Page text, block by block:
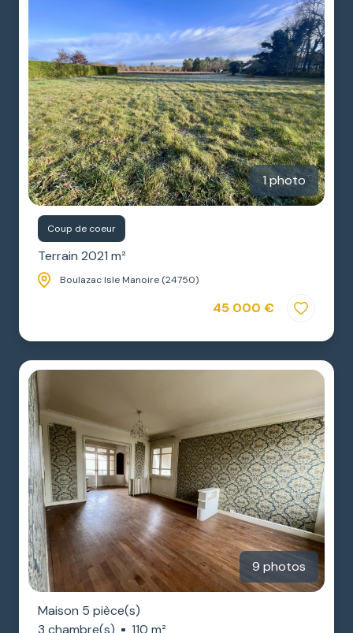
1 photo
Coup de coeur
Terrain 2021 m²
Boulazac Isle Manoire (24750)
45 000 €
9 photos
Maison 5 pièce(s)
3 chambre(s)
110 m²